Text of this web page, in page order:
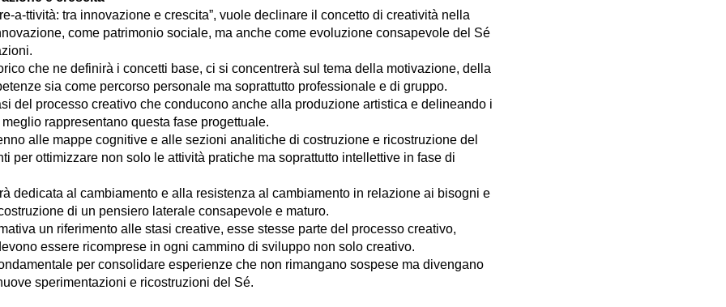
a-ttività: tra innovazione e crescita”, vuole declinare il concetto di creatività nella
come patrimonio sociale, ma anche come evoluzione consapevole del Sé
che ne definirà i concetti base, ci si concentrerà sul tema della motivazione, della
sia come percorso personale ma soprattutto professionale e di gruppo.
del processo creativo che conducono anche alla produzione artistica e delineando i
rappresentano questa fase progettuale.
alle mappe cognitive e alle sezioni analitiche di costruzione e ricostruzione del
per ottimizzare non solo le attività pratiche ma soprattutto intellettive in fase di
dedicata al cambiamento e alla resistenza al cambiamento in relazione ai bisogni e
di un pensiero laterale consapevole e maturo.
un riferimento alle stasi creative, esse stesse parte del processo creativo,
essere ricomprese in ogni cammino di sviluppo non solo creativo.
per consolidare esperienze che non rimangano sospese ma divengano
sperimentazioni e ricostruzioni del Sé.